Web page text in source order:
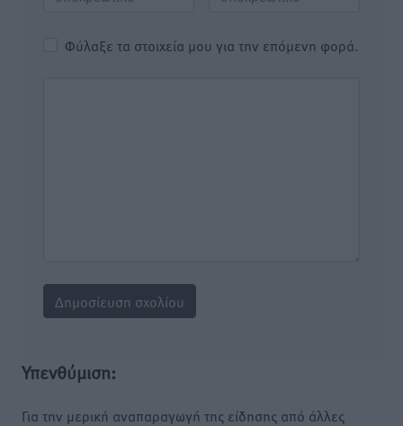
Φύλαξε τα στοιχεία μου για την επόμενη φορά.
Υπενθύμιση:
Για την μερική αναπαραγωγή της είδησης από άλλες